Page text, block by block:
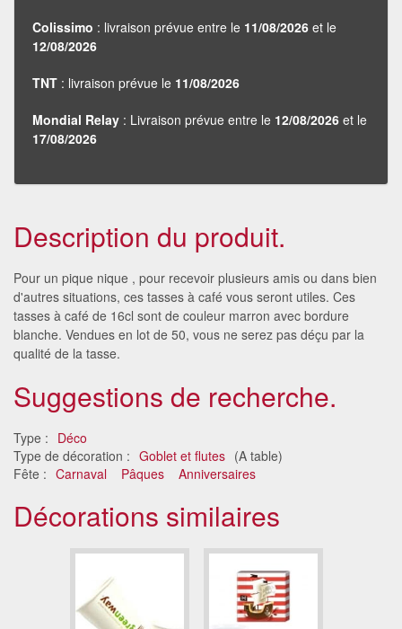
Colissimo : livraison prévue entre le 11/08/2026 et le
12/08/2026
TNT : livraison prévue le 11/08/2026
Mondial Relay : Livraison prévue entre le 12/08/2026 et le
17/08/2026
Description du produit.
Pour un pique nique , pour recevoir plusieurs amis ou dans bien
d'autres situations, ces tasses à café vous seront utiles. Ces
tasses à café de 16cl sont de couleur marron avec bordure
blanche. Vendues en lot de 50, vous ne serez pas déçu par la
qualité de la tasse.
Suggestions de recherche.
Type : Déco
Type de décoration : Goblet et flutes (A table)
Fête : Carnaval Pâques Anniversaires
Décorations similaires